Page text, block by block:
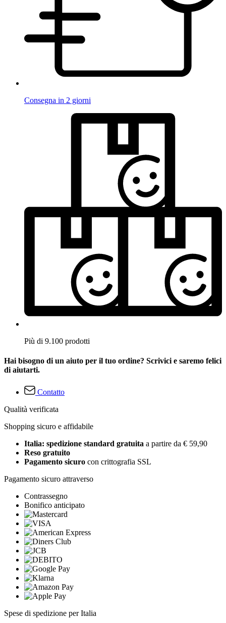
Consegna in 2 giorni
Più di 9.100 prodotti
Hai bisogno di un aiuto per il tuo ordine? Scrivici e saremo felici
di aiutarti.
Contatto
Qualità verificata
Shopping sicuro e affidabile
Italia: spedizione standard gratuita a partire da € 59,90
Reso gratuito
Pagamento sicuro con crittografia SSL
Pagamento sicuro attraverso
Contrassegno
Bonifico anticipato
Spese di spedizione per Italia